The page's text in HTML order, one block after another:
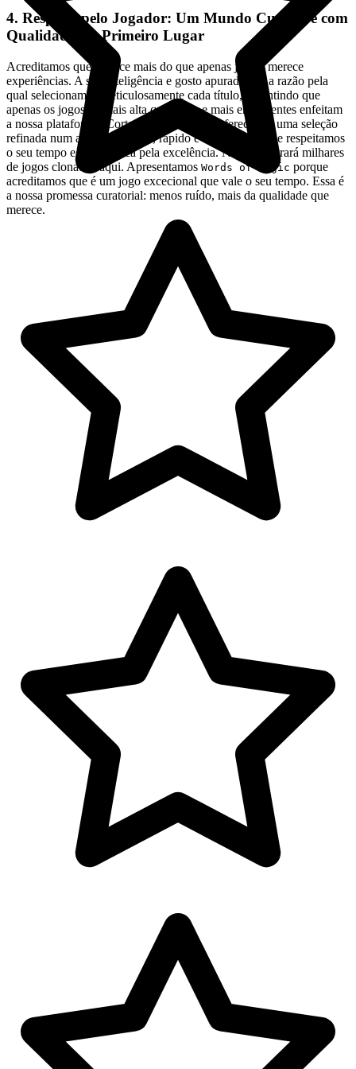
4. Respeito pelo Jogador: Um Mundo Curado e com
Qualidade em Primeiro Lugar
Acreditamos que merece mais do que apenas jogos; merece
experiências. A sua inteligência e gosto apurado são a razão pela
qual selecionamos meticulosamente cada título, garantindo que
apenas os jogos da mais alta qualidade e mais envolventes enfeitam
a nossa plataforma. Cortamos a confusão, oferecendo uma seleção
refinada num ambiente limpo, rápido e discreto, porque respeitamos
o seu tempo e a sua busca pela excelência. Não encontrará milhares
de jogos clonados aqui. Apresentamos Words of Magic porque
acreditamos que é um jogo excecional que vale o seu tempo. Essa é
a nossa promessa curatorial: menos ruído, mais da qualidade que
merece.